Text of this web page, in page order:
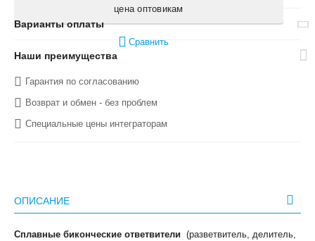
цена оптовикам
Сравнить
Варианты оплаты
Наши преимущества
Гарантия по согласованию
Возврат и обмен - без проблем
Специальные цены интеграторам
ОПИСАНИЕ
Сплавные биконческие ответвители (разветвитель, делитель,